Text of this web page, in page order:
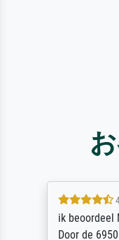
Die
getrübt,